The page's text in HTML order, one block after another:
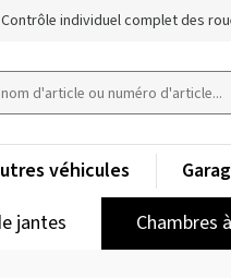
Contrôle individuel complet des
jantes Chambres
véhicules